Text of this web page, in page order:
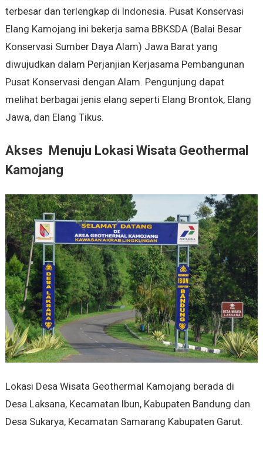
terbesar dan terlengkap di Indonesia. Pusat Konservasi
Elang Kamojang ini bekerja sama BBKSDA (Balai Besar
Konservasi Sumber Daya Alam) Jawa Barat yang
diwujudkan dalam Perjanjian Kerjasama Pembangunan
Pusat Konservasi dengan Alam. Pengunjung dapat
melihat berbagai jenis elang seperti Elang Brontok, Elang
Jawa, dan Elang Tikus.
Akses Menuju Lokasi Wisata Geothermal
Kamojang
Lokasi Desa Wisata Geothermal Kamojang berada di
Desa Laksana, Kecamatan Ibun, Kabupaten Bandung dan
Desa Sukarya, Kecamatan Samarang Kabupaten Garut.